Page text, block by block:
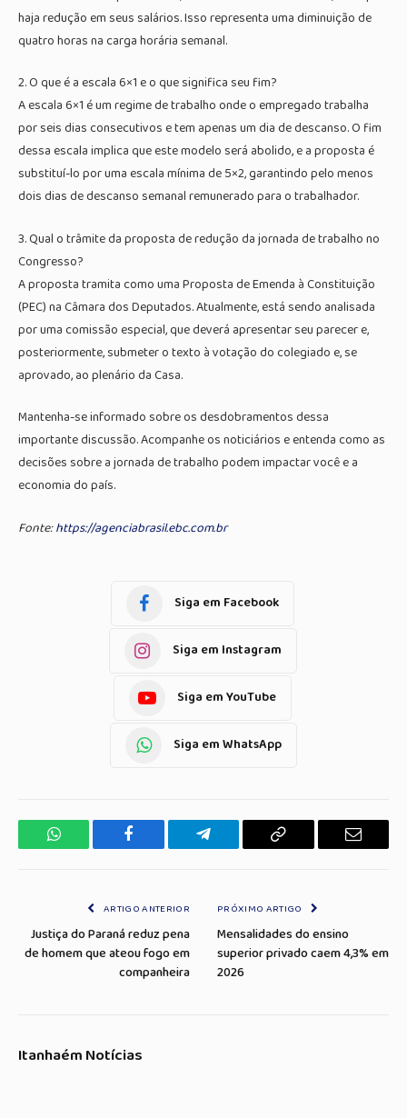
haja redução em seus salários. Isso representa uma diminuição de
quatro horas na carga horária semanal.
2. O que é a escala 6×1 e o que significa seu fim?
A escala 6×1 é um regime de trabalho onde o empregado trabalha
por seis dias consecutivos e tem apenas um dia de descanso. O fim
dessa escala implica que este modelo será abolido, e a proposta é
substituí-lo por uma escala mínima de 5×2, garantindo pelo menos
dois dias de descanso semanal remunerado para o trabalhador.
3. Qual o trâmite da proposta de redução da jornada de trabalho no
Congresso?
A proposta tramita como uma Proposta de Emenda à Constituição
(PEC) na Câmara dos Deputados. Atualmente, está sendo analisada
por uma comissão especial, que deverá apresentar seu parecer e,
posteriormente, submeter o texto à votação do colegiado e, se
aprovado, ao plenário da Casa.
Mantenha-se informado sobre os desdobramentos dessa
importante discussão. Acompanhe os noticiários e entenda como as
decisões sobre a jornada de trabalho podem impactar você e a
economia do país.
Fonte:https://agenciabrasil.ebc.com.br
Siga em Facebook
Siga em Instagram
Siga em YouTube
Siga em WhatsApp
WhatsApp Facebook Telegrama Copiar
E-
ARTIGO ANTERIOR
Justiça do Paraná reduz pena
de homem que ateou fogo em
companheira
PRÓXIMO ARTIGO
Mensalidades do ensino
superior privado caem 4,3% em
2026
Itanhaém Notícias